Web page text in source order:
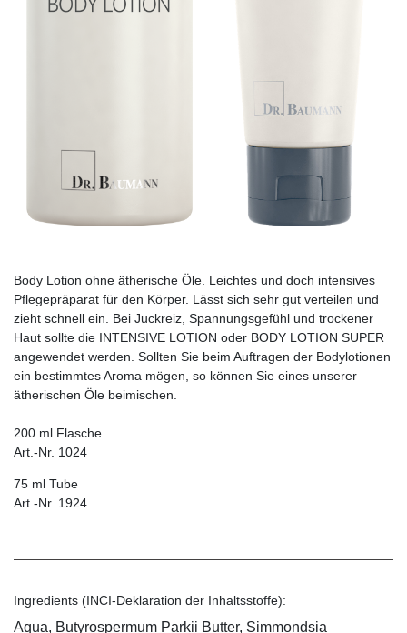
Body Lotion ohne ätherische Öle. Leichtes und doch intensives
Pflegepräparat für den Körper. Lässt sich sehr gut verteilen und
zieht schnell ein. Bei Juckreiz, Spannungsgefühl und trockener
Haut sollte die INTENSIVE LOTION oder BODY LOTION SUPER
angewendet werden. Sollten Sie beim Auftragen der Bodylotionen
ein bestimmtes Aroma mögen, so können Sie eines unserer
ätherischen Öle beimischen.
200 ml Flasche
Art.-Nr. 1024
75 ml Tube
Art.-Nr. 1924
Ingredients (INCI-Deklaration der Inhaltsstoffe):
Aqua, Butyrospermum Parkii Butter, Simmondsia